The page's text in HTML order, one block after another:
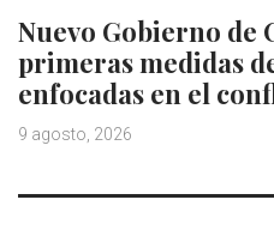
Nuevo Gobierno de
primeras medidas
enfocadas en el
9 agosto, 2026